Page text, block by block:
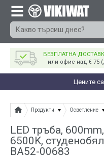
БЕЗПЛАТНА
или офис над € 75
Цените
Продукти Осветление
LED тръба,
6500K,
BA52-00683